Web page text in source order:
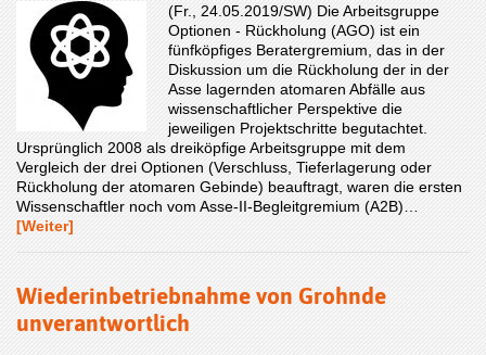
(Fr., 24.05.2019/SW) Die Arbeitsgruppe
Optionen - Rückholung (AGO) ist ein
fünfköpfiges Beratergremium, das in der
Diskussion um die Rückholung der in der
Asse lagernden atomaren Abfälle aus
wissenschaftlicher Perspektive die
jeweiligen Projektschritte begutachtet.
Ursprünglich 2008 als dreiköpfige Arbeitsgruppe mit dem
Vergleich der drei Optionen (Verschluss, Tieferlagerung oder
Rückholung der atomaren Gebinde) beauftragt, waren die ersten
Wissenschaftler noch vom Asse-II-Begleitgremium (A2B)…
[Weiter]
Wiederinbetriebnahme von Grohnde
unverantwortlich